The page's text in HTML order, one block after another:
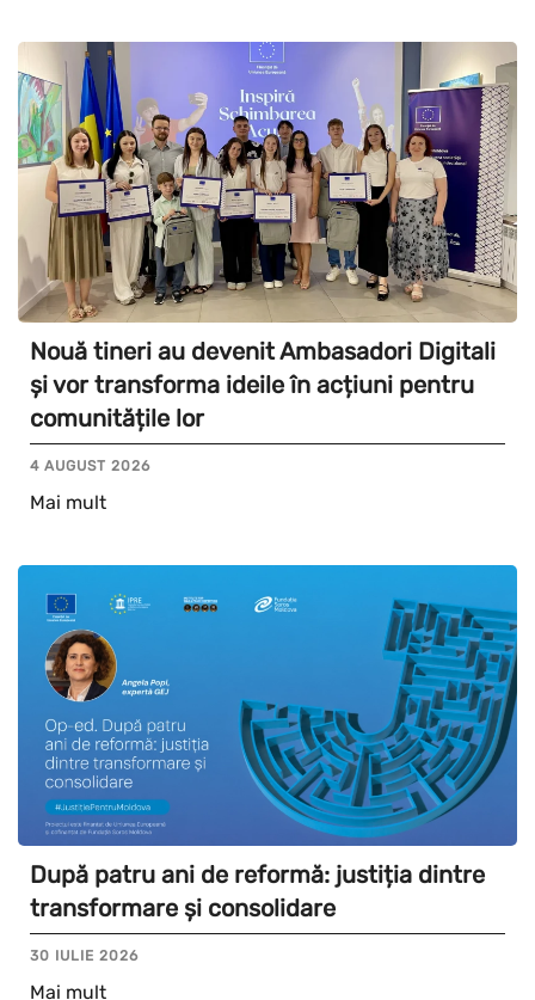
Nouă tineri au devenit Ambasadori Digitali
și vor transforma ideile în acțiuni pentru
comunitățile lor
4 AUGUST 2026
Mai mult
După patru ani de reformă: justiția dintre
transformare și consolidare
30 IULIE 2026
Mai mult